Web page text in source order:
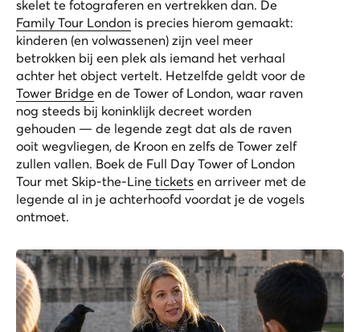
skelet te fotograferen en vertrekken dan. De
Family Tour London is precies hierom gemaakt:
kinderen (en volwassenen) zijn veel meer
betrokken bij een plek als iemand het verhaal
achter het object vertelt. Hetzelfde geldt voor de
Tower Bridge en de Tower of London, waar raven
nog steeds bij koninklijk decreet worden
gehouden — de legende zegt dat als de raven
ooit wegvliegen, de Kroon en zelfs de Tower zelf
zullen vallen. Boek de Full Day Tower of London
Tour met Skip-the-Line tickets en arriveer met de
legende al in je achterhoofd voordat je de vogels
ontmoet.